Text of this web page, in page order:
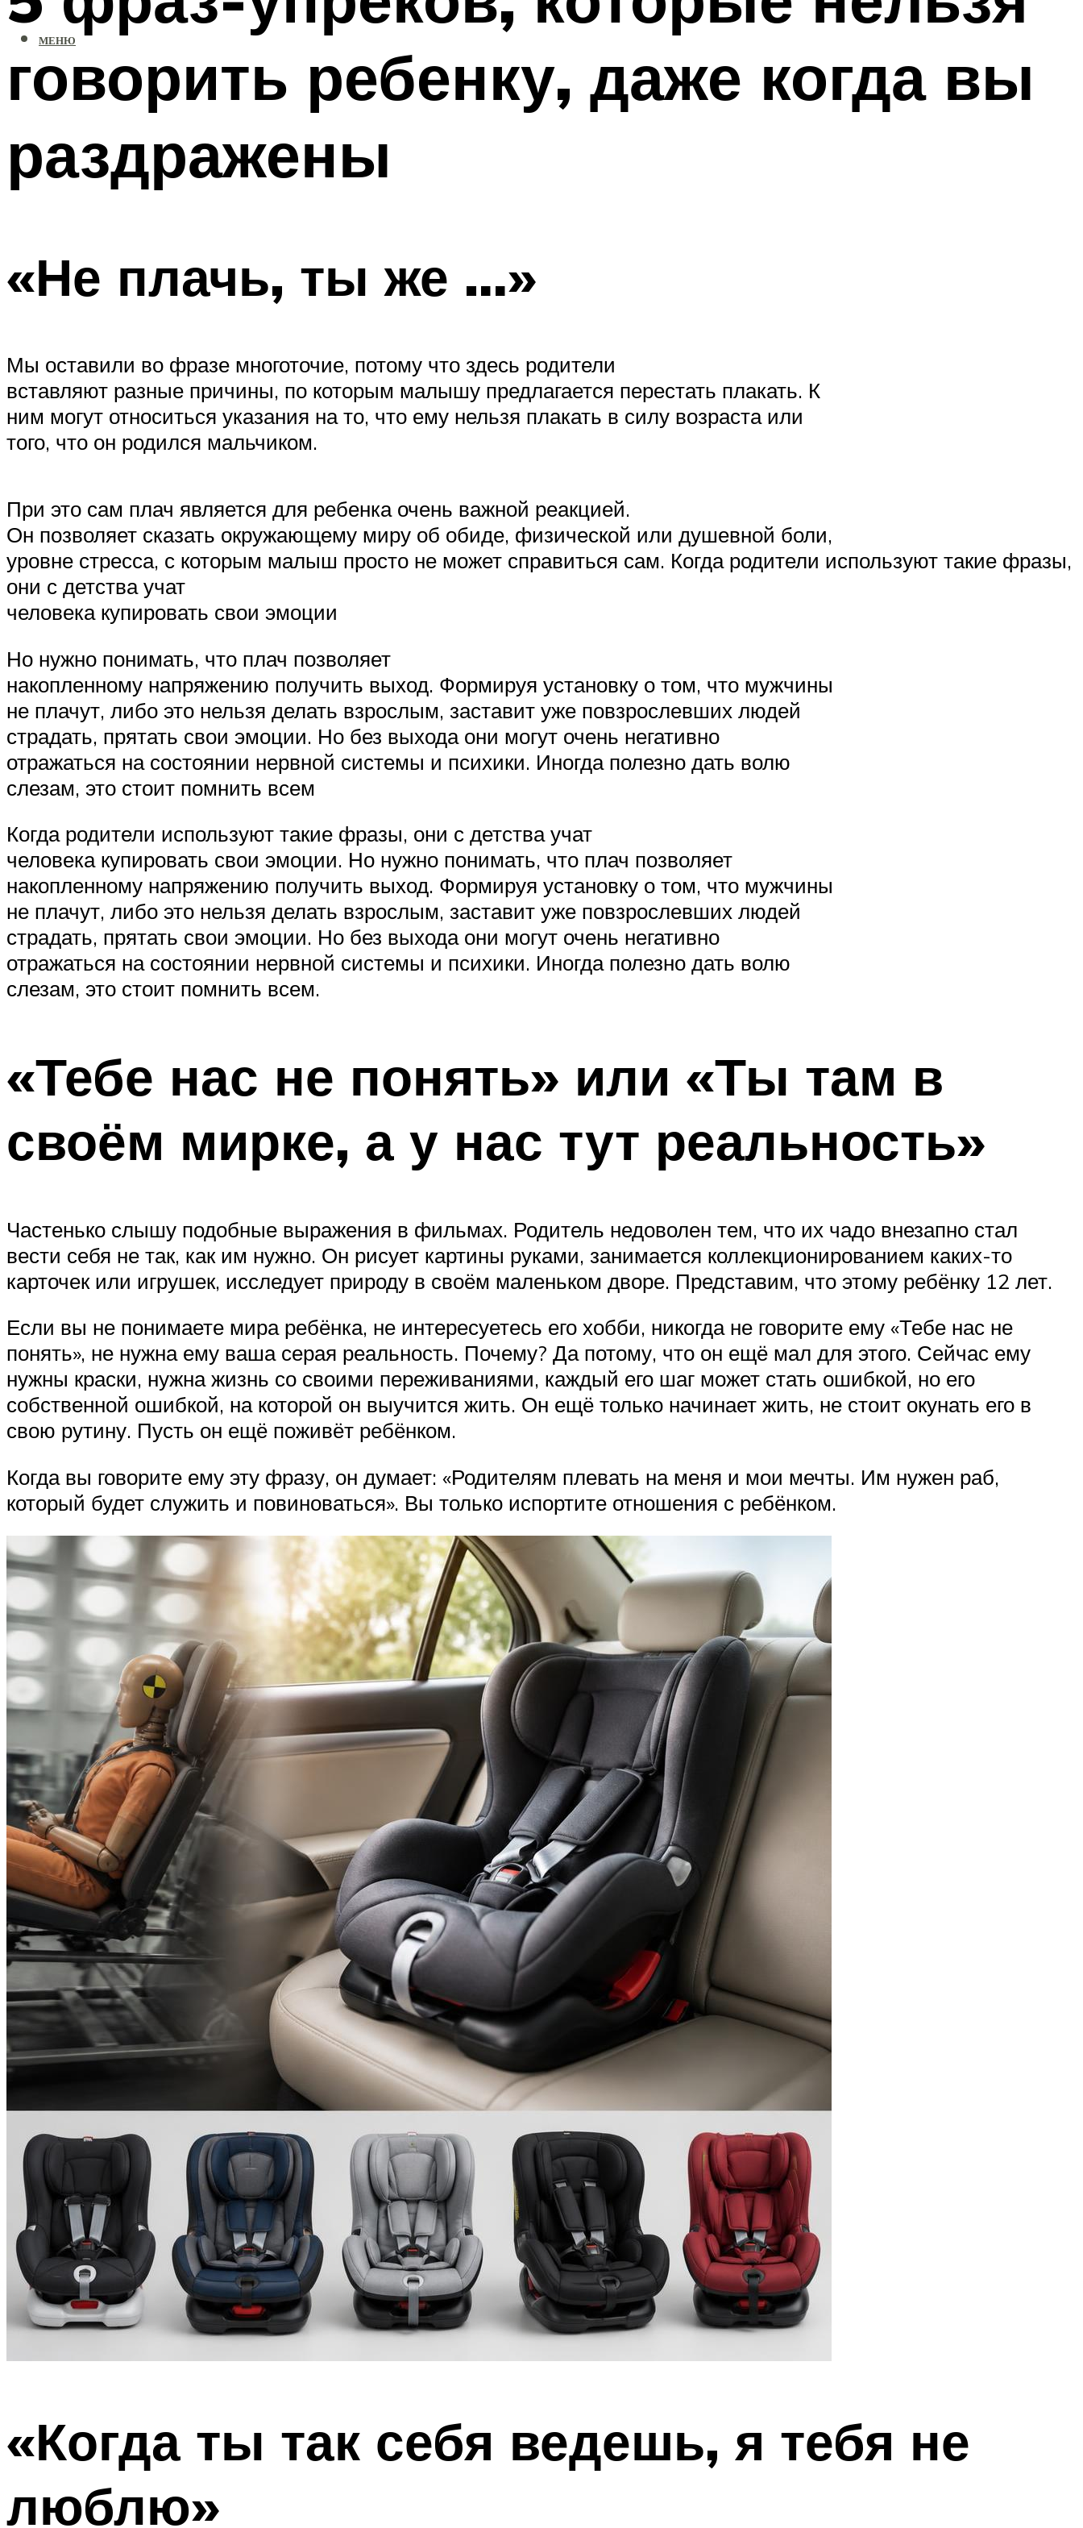
МЕНЮ
говорить ребенку, даже когда вы
раздражены
«Не плачь, ты же …»
Мы оставили во фразе многоточие, потому что здесь родители
вставляют разные причины, по которым малышу предлагается перестать плакать. К
ним могут относиться указания на то, что ему нельзя плакать в силу возраста или
того, что он родился мальчиком.
При это сам плач является для ребенка очень важной реакцией.
Он позволяет сказать окружающему миру об обиде, физической или душевной боли,
уровне стресса, с которым малыш просто не может справиться сам. Когда родители используют такие фразы,
они с детства учат
человека купировать свои эмоции
Но нужно понимать, что плач позволяет
накопленному напряжению получить выход. Формируя установку о том, что мужчины
не плачут, либо это нельзя делать взрослым, заставит уже повзрослевших людей
страдать, прятать свои эмоции. Но без выхода они могут очень негативно
отражаться на состоянии нервной системы и психики. Иногда полезно дать волю
слезам, это стоит помнить всем
Когда родители используют такие фразы, они с детства учат
человека купировать свои эмоции. Но нужно понимать, что плач позволяет
накопленному напряжению получить выход. Формируя установку о том, что мужчины
не плачут, либо это нельзя делать взрослым, заставит уже повзрослевших людей
страдать, прятать свои эмоции. Но без выхода они могут очень негативно
отражаться на состоянии нервной системы и психики. Иногда полезно дать волю
слезам, это стоит помнить всем.
«Тебе нас не понять» или «Ты там в
своём мирке, а у нас тут реальность»
Частенько слышу подобные выражения в фильмах. Родитель недоволен тем, что их чадо внезапно стал
вести себя не так, как им нужно. Он рисует картины руками, занимается коллекционированием каких-то
карточек или игрушек, исследует природу в своём маленьком дворе. Представим, что этому ребёнку 12 лет.
Если вы не понимаете мира ребёнка, не интересуетесь его хобби, никогда не говорите ему «Тебе нас не
понять», не нужна ему ваша серая реальность. Почему? Да потому, что он ещё мал для этого. Сейчас ему
нужны краски, нужна жизнь со своими переживаниями, каждый его шаг может стать ошибкой, но его
собственной ошибкой, на которой он выучится жить. Он ещё только начинает жить, не стоит окунать его в
свою рутину. Пусть он ещё поживёт ребёнком.
Когда вы говорите ему эту фразу, он думает: «Родителям плевать на меня и мои мечты. Им нужен раб,
который будет служить и повиноваться». Вы только испортите отношения с ребёнком.
«Когда ты так себя ведешь, я тебя не
люблю»